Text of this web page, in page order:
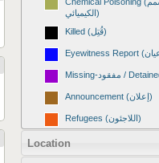
الكيميائي)
Killed (قُتِل)
Announcement (إعلان)
Refugees (اللاجئون)
Location